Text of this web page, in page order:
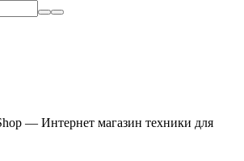
— Интернет магазин техники для